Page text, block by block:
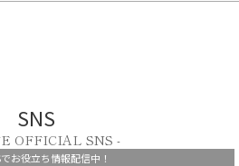
SNS
OFFICIAL SNS -
お役立ち情報配信中！